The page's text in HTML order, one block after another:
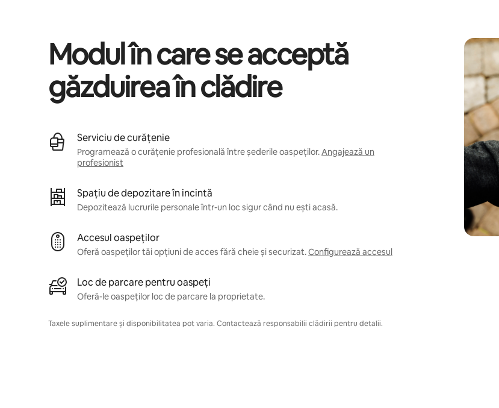
Modul în care se acceptă
găzduirea în clădire
Serviciu de curățenie
Programează o curățenie profesională între șederile oaspeților.Angajează un
profesionist
Spațiu de depozitare în incintă
Depozitează lucrurile personale într-un loc sigur când nu ești acasă.
Accesul oaspeților
Oferă oaspeților tăi opțiuni de acces fără cheie și securizat.Configurează accesul
Loc de parcare pentru oaspeți
Oferă-le oaspeților loc de parcare la proprietate.
Taxele suplimentare și disponibilitatea pot varia. Contactează responsabilii clădirii pentru detalii.